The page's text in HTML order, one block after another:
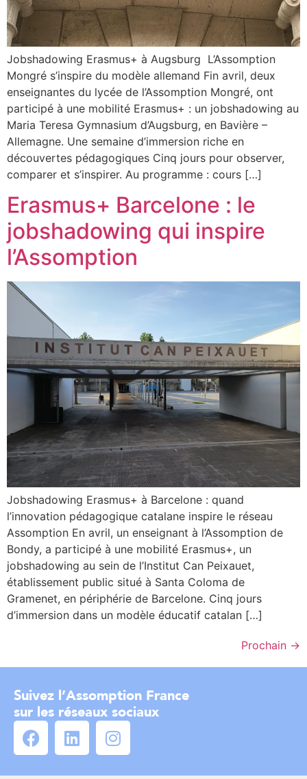
Jobshadowing Erasmus+ à Augsburg L’Assomption
Mongré s’inspire du modèle allemand Fin avril, deux
enseignantes du lycée de l’Assomption Mongré, ont
participé à une mobilité Erasmus+ : un jobshadowing au
Maria Teresa Gymnasium d’Augsburg, en Bavière –
Allemagne. Une semaine d’immersion riche en
découvertes pédagogiques Cinq jours pour observer,
comparer et s’inspirer. Au programme : cours […]
Erasmus+ Barcelone : le
jobshadowing qui inspire
l’Assomption
Jobshadowing Erasmus+ à Barcelone : quand
l’innovation pédagogique catalane inspire le réseau
Assomption En avril, un enseignant à l’Assomption de
Bondy, a participé à une mobilité Erasmus+, un
jobshadowing au sein de l’Institut Can Peixauet,
établissement public situé à Santa Coloma de
Gramenet, en périphérie de Barcelone. Cinq jours
d’immersion dans un modèle éducatif catalan […]
Prochain →
Suivez l’Assomption France
sur les réseaux sociaux